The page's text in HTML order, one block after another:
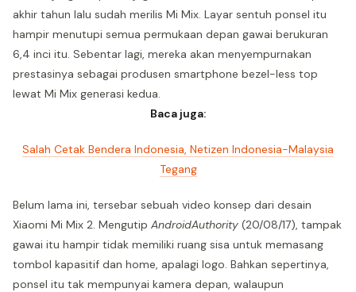
akhir tahun lalu sudah merilis Mi Mix. Layar sentuh ponsel itu
hampir menutupi semua permukaan depan gawai berukuran
6,4 inci itu. Sebentar lagi, mereka akan menyempurnakan
prestasinya sebagai produsen smartphone bezel-less top
lewat Mi Mix generasi kedua.
Baca juga:
Salah Cetak Bendera Indonesia, Netizen Indonesia-Malaysia
Tegang
Belum lama ini, tersebar sebuah video konsep dari desain
Xiaomi Mi Mix 2. Mengutip AndroidAuthority (20/08/17), tampak
gawai itu hampir tidak memiliki ruang sisa untuk memasang
tombol kapasitif dan home, apalagi logo. Bahkan sepertinya,
ponsel itu tak mempunyai kamera depan, walaupun